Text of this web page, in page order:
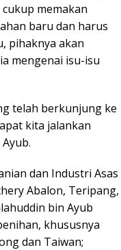
memakan
baru dan harus
pihaknya akan
mengenai isu-isu
telah berkunjung ke
kita jalankan
dan Industri Asas
Abalon, Teripang,
bin Ayub
khususnya
dan Taiwan;